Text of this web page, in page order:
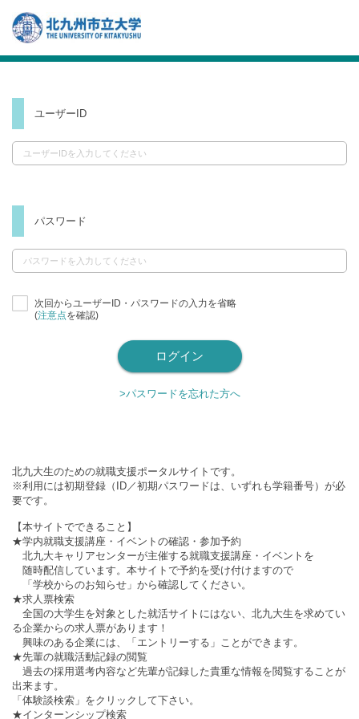
ユーザーID
パスワード
次回からユーザーID・パスワードの入力を省略
(注意点を確認)
>パスワードを忘れた方へ
北九大生のための就職支援ポータルサイトです。
※利用には初期登録（ID／初期パスワードは、いずれも学籍番号）が必
要です。
【本サイトでできること】
★学内就職支援講座・イベントの確認・参加予約
北九大キャリアセンターが主催する就職支援講座・イベントを
随時配信しています。本サイトで予約を受け付けますので
「学校からのお知らせ」から確認してください。
★求人票検索
全国の大学生を対象とした就活サイトにはない、北九大生を求めてい
る企業からの求人票があります！
興味のある企業には、「エントリーする」ことができます。
★先輩の就職活動記録の閲覧
過去の採用選考内容など先輩が記録した貴重な情報を閲覧することが
出来ます。
「体験談検索」をクリックして下さい。
★インターンシップ検索